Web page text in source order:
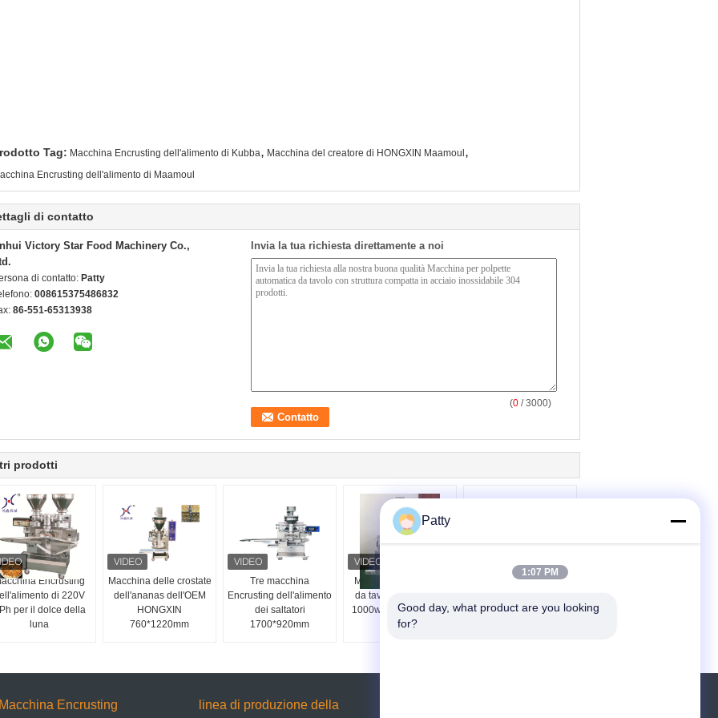
Tag: Macchina Encrusting dell'alimento di Kubba, Macchina del creatore di HONGXIN Maamoul ,
Encrusting dell'alimento di Maamoul
di contatto
Victory Star Food Machinery Co.,
di contatto: Patty
008615375486832
86-551-65313938
Invia la tua richiesta direttamente a noi
(0 / 3000)
prodotti
Encrusting
di 220V
per il dolce della
luna
Macchina delle crostate
dell'ananas dell'OEM
HONGXIN
760*1220mm
Tre macchina
Encrusting dell'alimento
dei saltatori
1700*920mm
Macchina Encrusting
da tavolino affidabile
1000w di 800*760mm
Macchina Encrusting
biscotto del dado da
Macchina Encrusting linea di produzione della
Patty
1:07 PM
Good day, what product are you looking
for?